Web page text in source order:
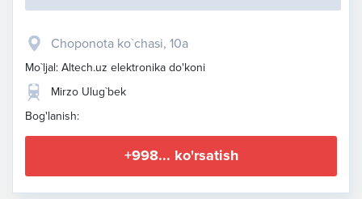
​Choponota ko`chasi, 10a
Mo`ljal: Altech.uz elektronika do'koni
Mirzo Ulug`bek
Bog'lanish:
+998... ko'rsatish